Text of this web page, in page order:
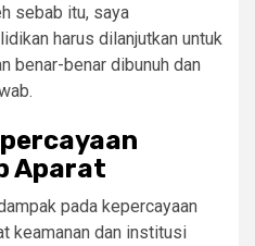
sebab itu, saya
harus dilanjutkan untuk
benar-benar dibunuh dan
Aparat
pada kepercayaan
keamanan dan institusi